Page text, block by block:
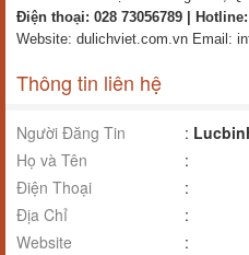
Điện thoại: 028 73056789 | Hotline:
Website: dulichviet.com.vn Email:
Thông tin liên hệ
Người Đăng Tin :
Họ và Tên
:
Điện Thoại
:
Địa Chỉ
:
Website
: